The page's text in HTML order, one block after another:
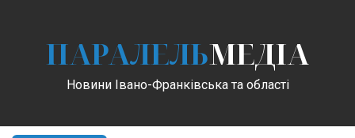
ПАРАЛЕЛЬМЕДІА
Новини Івано-Франківська та області